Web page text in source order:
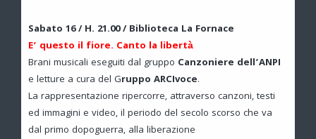
Sabato 16 / H. 21.00 / Biblioteca La Fornace
E’ questo il fiore. Canto la libertà
Brani musicali eseguiti dal gruppo Canzoniere dell’ANPI
e letture a cura del Gruppo ARCIvoce.
La rappresentazione ripercorre, attraverso canzoni, testi
ed immagini e video, il periodo del secolo scorso che va
dal primo dopoguerra, alla liberazione